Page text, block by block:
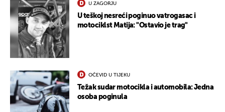
U ZAGORJU
U teškoj nesreći poginuo vatrogasac i
motociklst Matija: "Ostavio je trag"
OČEVID U TIJEKU
Težak sudar motocikla i automobila: Jedna
osoba poginula